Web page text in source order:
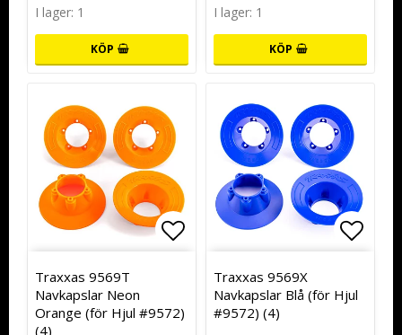
I lager: 1
KÖP
I lager: 1
KÖP
Lägg till i favoritlistan
Traxxas 9569T
Navkapslar Neon
Orange (för Hjul #9572)
(4)
Traxxas 9569X
Navkapslar Blå (för Hjul
#9572) (4)